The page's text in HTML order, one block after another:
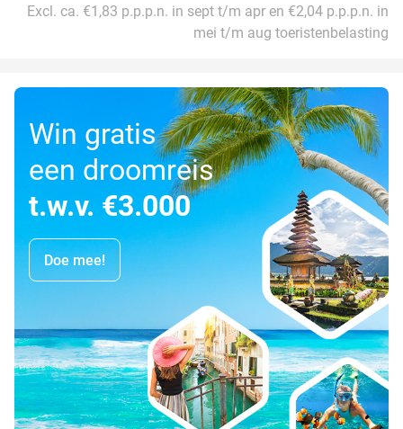
Excl. ca. €1,83 p.p.p.n. in sept t/m apr en €2,04 p.p.p.n. in
mei t/m aug toeristenbelasting
Win gratis
een droomreis
t.w.v. €3.000
Doe mee!